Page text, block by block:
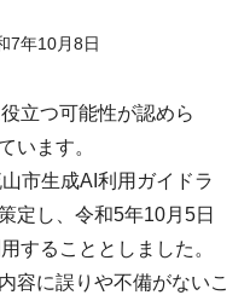
年10月8日
立つ可能性が認めら
います。
市生成AI利用ガイドラ
定し、令和5年10月5日
することとしました。
容に誤りや不備がないこ